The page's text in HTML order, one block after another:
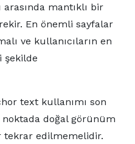
mantıklı bir
En önemli sayfalar
ve kullanıcıların en
şekilde
text kullanımı son
noktada doğal görünüm
tekrar edilmemelidir.